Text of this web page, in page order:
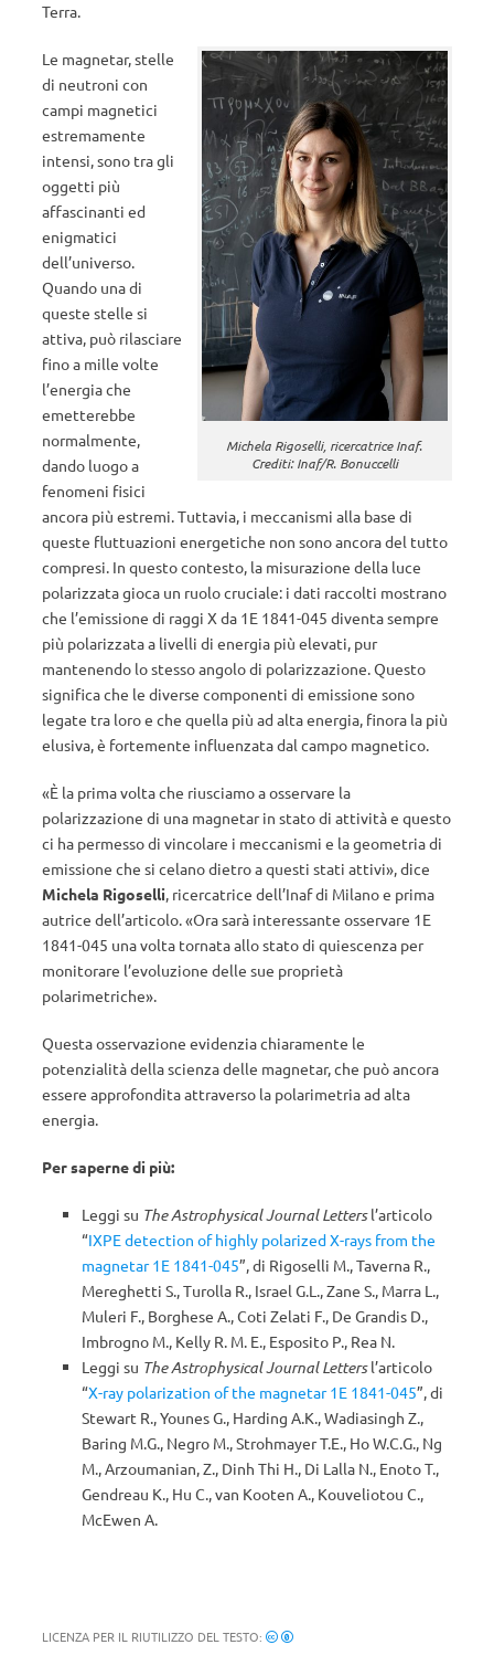
Terra.
Michela Rigoselli, ricercatrice Inaf.
Crediti: Inaf/R. Bonuccelli
Le magnetar, stelle
di neutroni con
campi magnetici
estremamente
intensi, sono tra gli
oggetti più
affascinanti ed
enigmatici
dell’universo.
Quando una di
queste stelle si
attiva, può rilasciare
fino a mille volte
l’energia che
emetterebbe
normalmente,
dando luogo a
fenomeni fisici
ancora più estremi. Tuttavia, i meccanismi alla base di
queste fluttuazioni energetiche non sono ancora del tutto
compresi. In questo contesto, la misurazione della luce
polarizzata gioca un ruolo cruciale: i dati raccolti mostrano
che l’emissione di raggi X da 1E 1841-045 diventa sempre
più polarizzata a livelli di energia più elevati, pur
mantenendo lo stesso angolo di polarizzazione. Questo
significa che le diverse componenti di emissione sono
legate tra loro e che quella più ad alta energia, finora la più
elusiva, è fortemente influenzata dal campo magnetico.
«È la prima volta che riusciamo a osservare la
polarizzazione di una magnetar in stato di attività e questo
ci ha permesso di vincolare i meccanismi e la geometria di
emissione che si celano dietro a questi stati attivi», dice
Michela Rigoselli, ricercatrice dell’Inaf di Milano e prima
autrice dell’articolo. «Ora sarà interessante osservare 1E
1841-045 una volta tornata allo stato di quiescenza per
monitorare l’evoluzione delle sue proprietà
polarimetriche».
Questa osservazione evidenzia chiaramente le
potenzialità della scienza delle magnetar, che può ancora
essere approfondita attraverso la polarimetria ad alta
energia.
Per saperne di più:
Leggi su The Astrophysical Journal Lettersl’articolo
“IXPE detection of highly polarized X-rays from the
magnetar 1E 1841-045”, di Rigoselli M., Taverna R.,
Mereghetti S., Turolla R., Israel G.L., Zane S., Marra L.,
Muleri F., Borghese A., Coti Zelati F., De Grandis D.,
Imbrogno M., Kelly R. M. E., Esposito P., Rea N.
Leggi su The Astrophysical Journal Lettersl’articolo
“X-ray polarization of the magnetar 1E 1841-045”, di
Stewart R., Younes G., Harding A.K., Wadiasingh Z.,
Baring M.G., Negro M., Strohmayer T.E., Ho W.C.G., Ng
M., Arzoumanian, Z., Dinh Thi H., Di Lalla N., Enoto T.,
Gendreau K., Hu C., van Kooten A., Kouveliotou C.,
McEwen A.
LICENZA PER IL RIUTILIZZO DEL TESTO: